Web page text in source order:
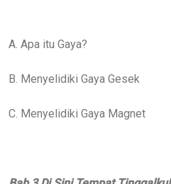
A. Apa itu Gaya?
B. Menyelidiki Gaya Gesek
C. Menyelidiki Gaya Magnet